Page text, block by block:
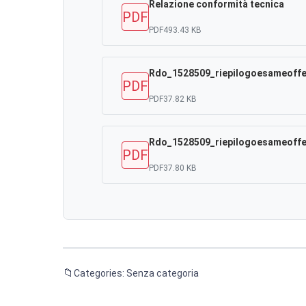
PDF
Relazione conformità tecnica
PDF493.43 KB
PDF
PDF37.82 KB
PDF
PDF37.80 KB
Categories: Senza categoria